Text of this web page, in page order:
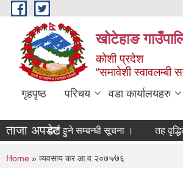
Skip to main content
खोटेहाङ
कोशी प्रदेश
“समावेशी स्वावलम्बी
गृहपृष्ठ परिचय वडा कार्यालयहरु
ताजा अपडेट :
दर्ता हुने सम्बन्धी सूचना । तह वृद्धिका
You are here
Home » व्यवसाय कर आ.व.२०७५∕७६